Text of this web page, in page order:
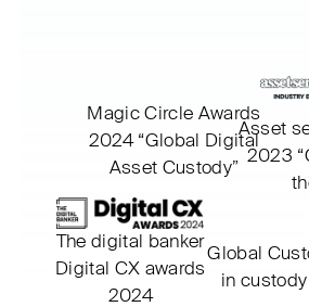
Magic Circle Awards
2024“Global Digital
Asset Custody”
Asset
2023
The digital banker
Digital CX awards
2024
Global
in